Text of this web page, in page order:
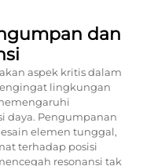
dan
aspek kritis dalam
lingkungan
daya. Pengumpanan
elemen tunggal,
terhadap posisi
resonansi tak